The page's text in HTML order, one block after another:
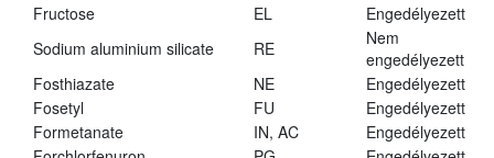
Fructose
EL
Engedélyezett
Sodium aluminium silicate
RE
Nem
engedélyezett
Fosthiazate
NE
Engedélyezett
Fosetyl
FU
Engedélyezett
Formetanate
IN, AC
Engedélyezett